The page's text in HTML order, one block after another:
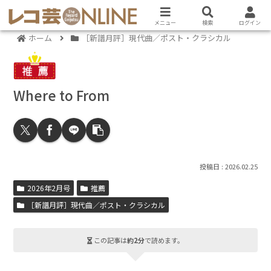
ホーム ［新譜月評］現代曲／ポスト・クラシカル
Where to From
2026.02.25
2026年2月号
推薦
［新譜月評］現代曲／ポスト・クラシカル
この記事は約2分で読めます。
メニュー 検索 ログイン